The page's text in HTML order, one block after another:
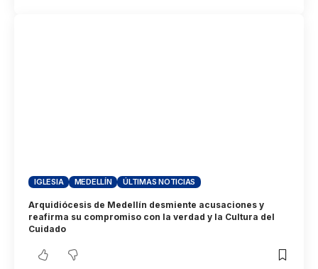
IGLESIA MEDELLÍN ÚLTIMAS NOTICIAS
Arquidiócesis de Medellín desmiente acusaciones y
reafirma su compromiso con la verdad y la Cultura del
Cuidado